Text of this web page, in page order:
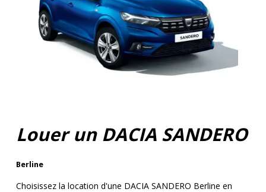
Louer un DACIA SANDERO
Berline
Choisissez la location d'une DACIA SANDERO Berline en